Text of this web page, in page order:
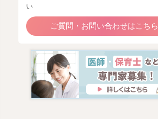
い
ご質問・お問い合わせはこちら